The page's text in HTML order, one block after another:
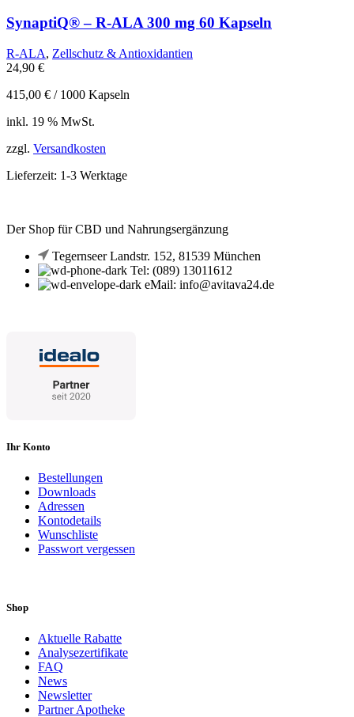
SynaptiQ® – R-ALA 300 mg 60 Kapseln
R-ALA, Zellschutz & Antioxidantien
24,90 €
415,00 € / 1000 Kapseln
inkl. 19 % MwSt.
zzgl. Versandkosten
Lieferzeit: 1-3 Werktage
Der Shop für CBD und Nahrungsergänzung
Tegernseer Landstr. 152, 81539 München
Tel: (089) 13011612
eMail: info@avitava24.de
Ihr Konto
Bestellungen
Downloads
Adressen
Kontodetails
Wunschliste
Passwort vergessen
Shop
Aktuelle Rabatte
Analysezertifikate
FAQ
News
Newsletter
Partner Apotheke